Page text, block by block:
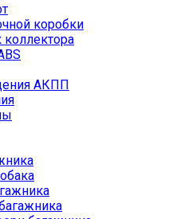
коробки
АКПП